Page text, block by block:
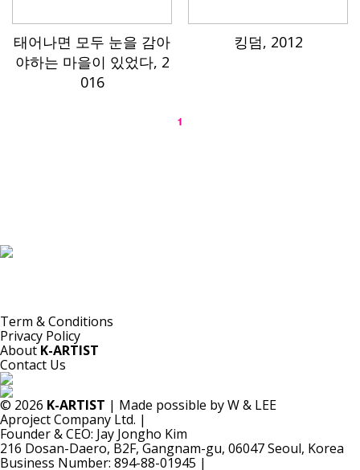
태어나면 모두 눈을 감아
야하는 마을이 있었다, 2
016
킹덤, 2012
1
Term & Conditions
Privacy Policy
About K-ARTIST
Contact Us
© 2026 K-ARTIST | Made possible by W & LEE
Aproject Company Ltd. |
Founder & CEO: Jay Jongho Kim
216 Dosan-Daero, B2F, Gangnam-gu, 06047 Seoul, Korea
Business Number: 894-88-01945 |